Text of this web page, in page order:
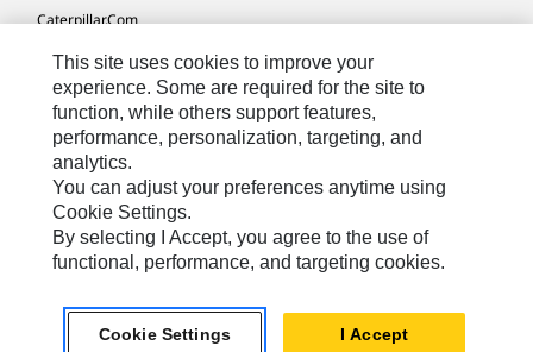
Caterpillar.com
Caterpillar Müşteri Hizmetleri Ve Iletişim
Site Haritası
Cookie Settings
Yasal
Gizlilik
Africa, Middle East ‧ Türk© 2026 Caterpillar. Tüm Hakları Saklıdır.
This site uses cookies to improve your
experience. Some are required for the site to
function, while others support features,
performance, personalization, targeting, and
analytics.
You can adjust your preferences anytime using
Cookie Settings.
By selecting I Accept, you agree to the use of
functional, performance, and targeting cookies.
Cookie Settings I Accept